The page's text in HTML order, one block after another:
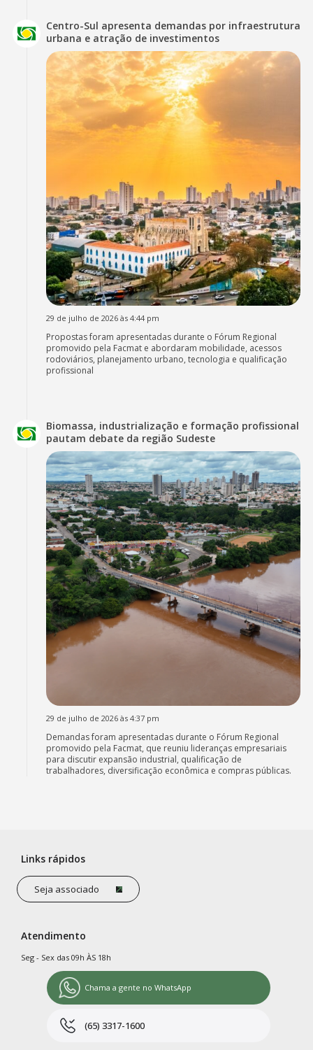
Centro-Sul apresenta demandas por infraestrutura
urbana e atração de investimentos
29 de julho de 2026 às 4:44 pm
Propostas foram apresentadas durante o Fórum Regional
promovido pela Facmat e abordaram mobilidade, acessos
rodoviários, planejamento urbano, tecnologia e qualificação
profissional
Biomassa, industrialização e formação profissional
pautam debate da região Sudeste
29 de julho de 2026 às 4:37 pm
Demandas foram apresentadas durante o Fórum Regional
promovido pela Facmat, que reuniu lideranças empresariais
para discutir expansão industrial, qualificação de
trabalhadores, diversificação econômica e compras públicas.
Links rápidos
Seja associado
Atendimento
Seg - Sex das 09h ÀS 18h
Chama a gente no WhatsApp
(65) 3317-1600